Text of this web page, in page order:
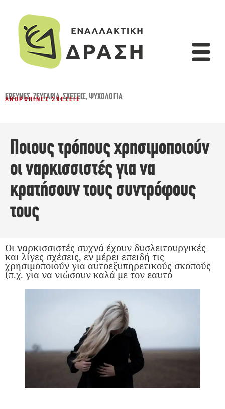
ΈΡΕΥΝΕΣ,ΖΕΥΓΆΡΙΑ,ΣΧΈΣΕΙΣ,ΨΥΧΟΛΟΓΊΑ
ΑΝΘΡΏΠΙΝΕΣ ΣΧΈΣΕΙΣ
Ποιους τρόπους χρησιμοποιούν
οι ναρκισσιστές για να
κρατήσουν τους συντρόφους
τους
Οι ναρκισσιστές συχνά έχουν δυσλειτουργικές
και λίγες σχέσεις, εν μέρει επειδή τις
χρησιμοποιούν για αυτοεξυπηρετικούς σκοπούς
(π.χ. για να νιώσουν καλά με τον εαυτό